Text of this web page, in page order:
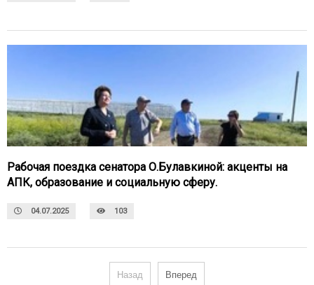
Рабочая поездка сенатора О.Булавкиной: акценты на
АПК, образование и социальную сферу.
04.07.2025 103
Назад Вперед